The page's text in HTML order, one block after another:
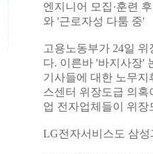
엔지니어 모집·훈련
와 '근로자성 다툼 중'
고용노동부가 24일
다. 이른바 '바지사장'
기사들에 대한 노무
스센터 위장도급 의
업 전자업체들이 위
LG전자서비스도 삼성